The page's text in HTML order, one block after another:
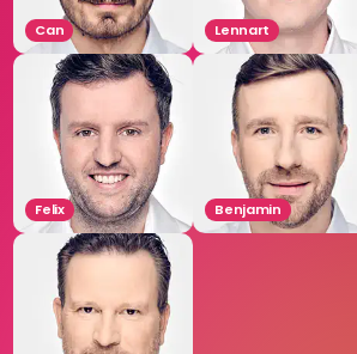
Can Lennart
Felix Benjamin